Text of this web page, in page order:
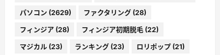
パソコン (2629) ファクタリング (28)
フィンジア (28) フィンジア初期脱毛 (22)
マジカル (23) ランキング (23) ロリポップ (21)